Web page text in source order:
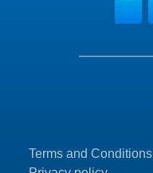
Terms and Conditions